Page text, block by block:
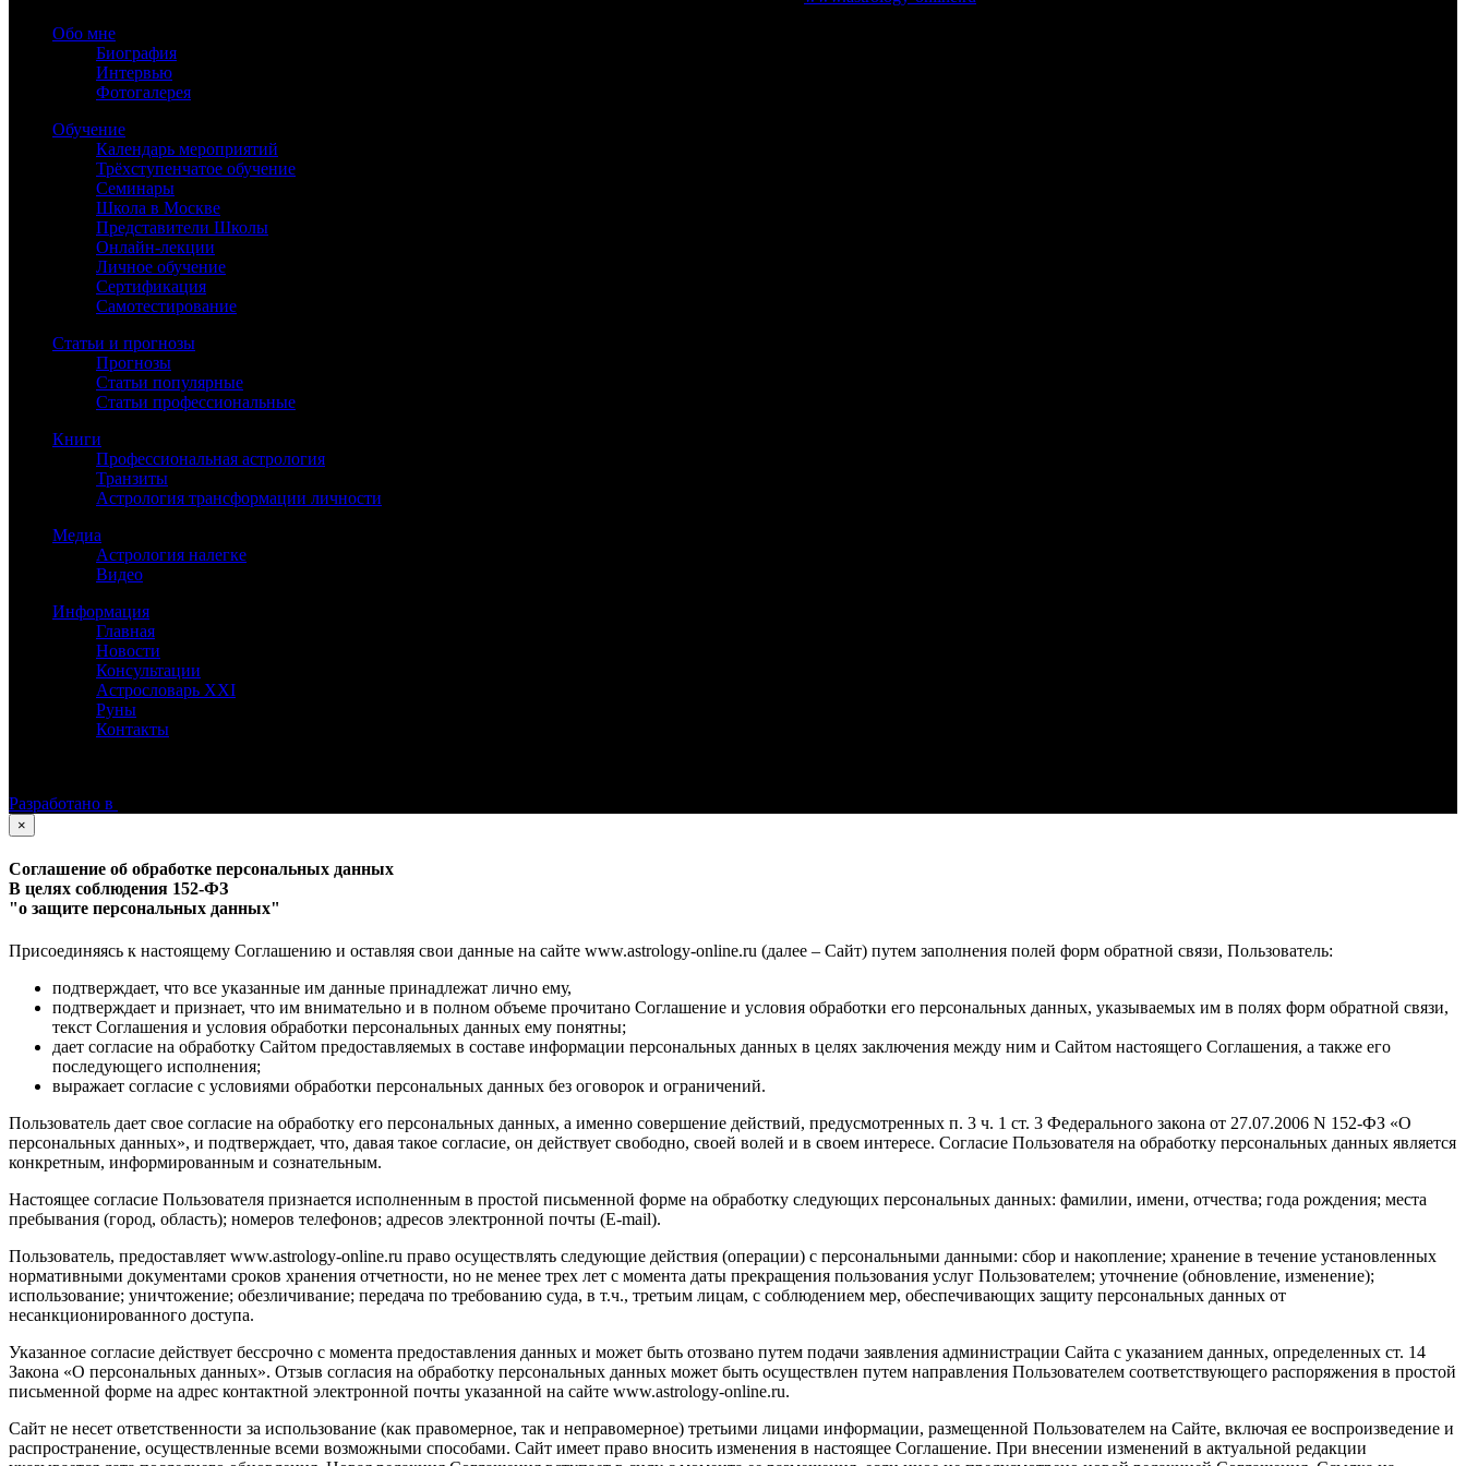
Обо мне
Биография
Интервью
Фотогалерея
Обучение
Календарь мероприятий
Трёхступенчатое обучение
Семинары
Школа в Москве
Представители Школы
Онлайн-лекции
Личное обучение
Сертификация
Самотестирование
Статьи и прогнозы
Прогнозы
Статьи популярные
Статьи профессиональные
Книги
Профессиональная астрология
Транзиты
Астрология трансформации личности
Медиа
Астрология налегке
Видео
Информация
Главная
Новости
Консультации
Астрословарь XXI
Руны
Контакты
Разработано в
×
Соглашение об обработке персональных данных
В целях соблюдения 152-ФЗ
"о защите персональных данных"
Присоединяясь к настоящему Соглашению и оставляя свои данные на сайте www.astrology-online.ru (далее – Сайт) путем заполнения полей форм обратной связи, Пользователь:
подтверждает, что все указанные им данные принадлежат лично ему,
подтверждает и признает, что им внимательно и в полном объеме прочитано Соглашение и условия обработки его персональных данных, указываемых им в полях форм обратной связи,
текст Соглашения и условия обработки персональных данных ему понятны;
дает согласие на обработку Сайтом предоставляемых в составе информации персональных данных в целях заключения между ним и Сайтом настоящего Соглашения, а также его
последующего исполнения;
выражает согласие с условиями обработки персональных данных без оговорок и ограничений.
Пользователь дает свое согласие на обработку его персональных данных, а именно совершение действий, предусмотренных п. 3 ч. 1 ст. 3 Федерального закона от 27.07.2006 N 152-ФЗ «О
персональных данных», и подтверждает, что, давая такое согласие, он действует свободно, своей волей и в своем интересе. Согласие Пользователя на обработку персональных данных является
конкретным, информированным и сознательным.
Настоящее согласие Пользователя признается исполненным в простой письменной форме на обработку следующих персональных данных: фамилии, имени, отчества; года рождения; места
пребывания (город, область); номеров телефонов; адресов электронной почты (E-mail).
Пользователь, предоставляет www.astrology-online.ru право осуществлять следующие действия (операции) с персональными данными: сбор и накопление; хранение в течение установленных
нормативными документами сроков хранения отчетности, но не менее трех лет с момента даты прекращения пользования услуг Пользователем; уточнение (обновление, изменение);
использование; уничтожение; обезличивание; передача по требованию суда, в т.ч., третьим лицам, с соблюдением мер, обеспечивающих защиту персональных данных от
несанкционированного доступа.
Указанное согласие действует бессрочно с момента предоставления данных и может быть отозвано путем подачи заявления администрации Сайта с указанием данных, определенных ст. 14
Закона «О персональных данных». Отзыв согласия на обработку персональных данных может быть осуществлен путем направления Пользователем соответствующего распоряжения в простой
письменной форме на адрес контактной электронной почты указанной на сайте www.astrology-online.ru.
Сайт не несет ответственности за использование (как правомерное, так и неправомерное) третьими лицами информации, размещенной Пользователем на Сайте, включая ее воспроизведение и
распространение, осуществленные всеми возможными способами. Сайт имеет право вносить изменения в настоящее Соглашение. При внесении изменений в актуальной редакции